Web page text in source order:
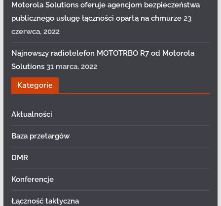
Motorola Solutions oferuje agencjom bezpieczeństwa
publicznego usługę łączności opartą na chmurze 23
czerwca, 2022
Najnowszy radiotelefon MOTOTRBO R7 od Motorola
Solutions 31 marca, 2022
Kategorie
Aktualności
Baza przetargów
DMR
Konferencje
Łączność taktyczna